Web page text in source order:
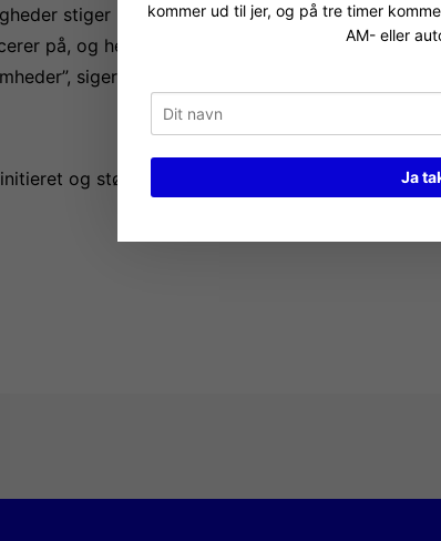
stiger næsten dagligt, og at stadigt flere
på, og her er 3D print en afgørende
siger direktør i Dansk AM Hub, Frank
og støttet af Industriens Fond.
kommer ud til jer, og på tre timer
AM- eller
Ja